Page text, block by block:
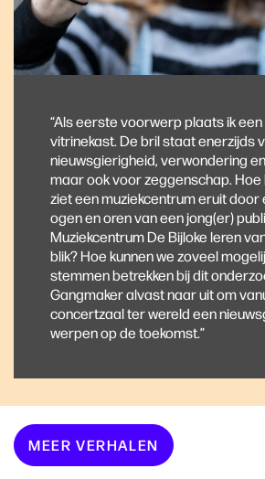
“Als eerste voorwerp plaats ik
vitrinekast. De bril staat enerzijds
nieuwsgierigheid, verwondering
maar ook voor zeggenschap. Hoe
ziet een muziekcentrum eruit door
ogen en oren van een jong(er)
Muziekcentrum De Bijloke leren
blik? Hoe kunnen we zoveel
stemmen betrekken bij dit
Gangmaker alvast naar uit om
concertzaal ter wereld een
werpen op de toekomst.”
MEER VERHALEN